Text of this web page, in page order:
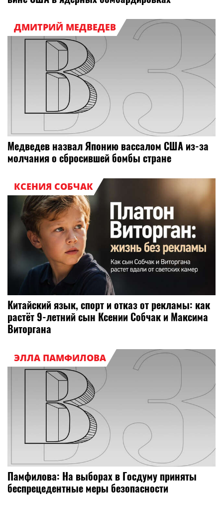
ДМИТРИЙ МЕДВЕДЕВ
Медведев назвал Японию вассалом США из-за
молчания о сбросившей бомбы стране
КСЕНИЯ СОБЧАК
Китайский язык, спорт и отказ от рекламы: как
растёт 9-летний сын Ксении Собчак и Максима
Виторгана
ЭЛЛА ПАМФИЛОВА
Памфилова: На выборах в Госдуму приняты
беспрецедентные меры безопасности